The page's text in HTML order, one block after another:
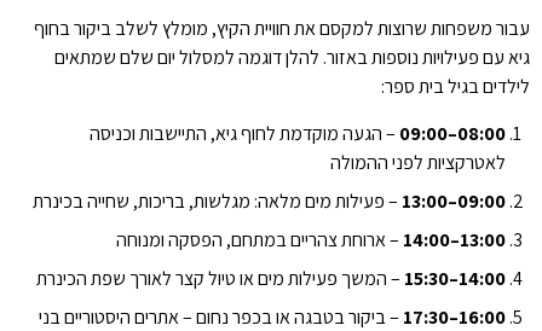
עבור משפחות שרוצות למקסם את חוויית הקיץ, מומלץ לשלב ביקור בחוף
גיא עם פעילויות נוספות באזור. להלן דוגמה למסלול יום שלם שמתאים
לילדים בגיל בית ספר:
08:00–09:00
– הגעה מוקדמת לחוף גיא, התיישבות וכניסה
לאטרקציות לפני ההמולה
09:00–13:00
– פעילות מים מלאה: מגלשות, בריכות, שחייה בכינרת
13:00–14:00
– ארוחת צהריים במתחם, הפסקה ומנוחה
14:00–15:30
– המשך פעילות מים או טיול קצר לאורך שפת הכינרת
16:00–17:30
– ביקור בטבגה או בכפר נחום – אתרים היסטוריים בני